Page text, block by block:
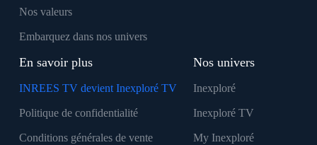
Nos valeurs
Embarquez dans nos univers
En savoir plus
INREES TV devient Inexploré TV
Politique de confidentialité
Conditions générales de vente
Nos univers
Inexploré
Inexploré TV
My Inexploré